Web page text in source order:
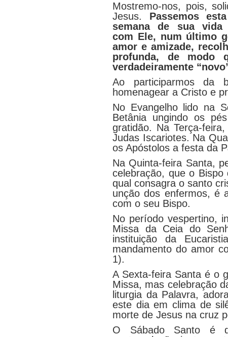
Mostremo-nos, pois,
Jesus.
Passemos
semana de sua vida
com Ele, num último
amor e amizade,
profunda, de modo
verdadeiramente
Ao participarmos da
homenagear a Cristo e
No Evangelho lido na
Betânia ungindo os
gratidão. Na Terça-
Judas Iscariotes. Na
os Apóstolos a festa da
Na Quinta-feira Santa,
celebração, que o
qual consagra o santo
unção dos enfermos, é
com o seu Bispo.
No período vespertino,
Missa da Ceia do
instituição da
mandamento do amor
1).
A Sexta-feira Santa é o
Missa, mas celebração
liturgia da Palavra,
este dia em clima de
morte de Jesus na cruz
O Sábado Santo é